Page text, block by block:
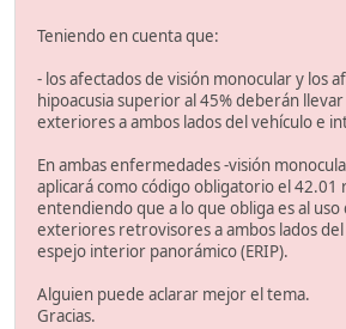
Teniendo en cuenta que:
- los afectados de visión monocular y los
hipoacusia superior al 45% deberán
exteriores a ambos lados del vehículo e
En ambas enfermedades -visión
aplicará como código obligatorio el
entendiendo que a lo que obliga es al uso
exteriores retrovisores a ambos lados del
espejo interior panorámico (ERIP).
Alguien puede aclarar mejor el tema.
Gracias.